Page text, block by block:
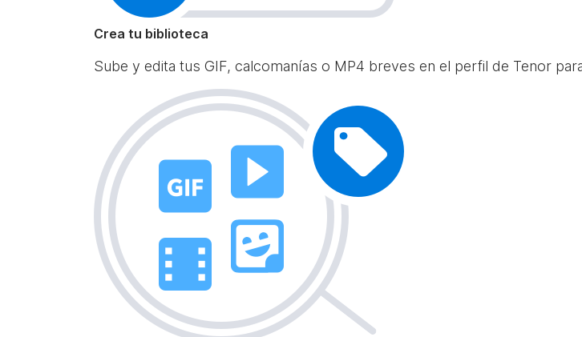
Crea tu biblioteca
Sube y edita tus GIF, calcomanías o MP4 breves en el perfil de Tenor